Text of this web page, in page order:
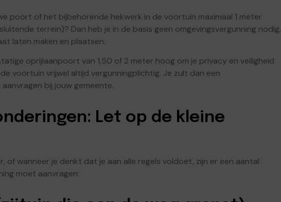
poort of het bijbehorende hekwerk in de voortuin maximaal 1 meter
terrein)? Dan heb je in de basis geen omgevingsvergunning nodig.
laten maken en plaatsen.
oprijlaanpoort van 1,50 of 2 meter hoog om je privacy en veiligheid
voortuin vrijwel altijd vergunningplichtig. Je zult dan een
bij jouw gemeente.
Let op de kleine
of wanneer je denkt dat je aan alle regels voldoet, zijn er een aantal
moet aanvragen: